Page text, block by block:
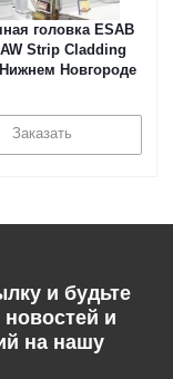
головка ESAB
Strip Cladding
Новгороде
Заказать
и будьте
новостей и
на нашу